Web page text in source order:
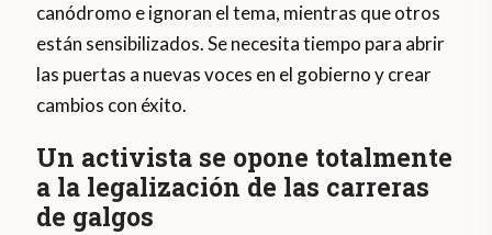
canódromo e ignoran el tema, mientras que otros
están sensibilizados. Se necesita tiempo para abrir
las puertas a nuevas voces en el gobierno y crear
cambios con éxito.
Un activista se opone totalmente
a la legalización de las carreras
de galgos